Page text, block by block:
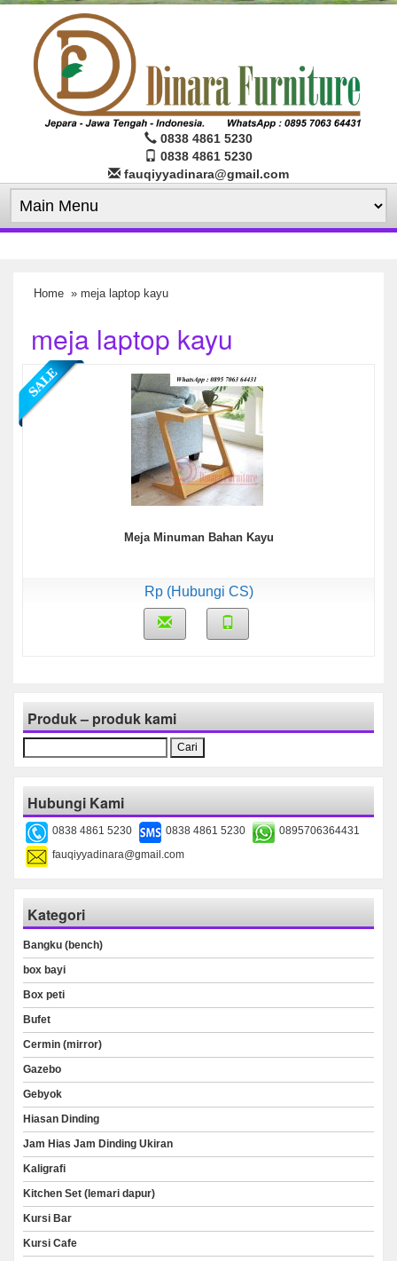
0838 4861 5230
0838 4861 5230
fauqiyyadinara@gmail.com
Home » meja laptop kayu
meja laptop kayu
Meja Minuman Bahan Kayu
Rp (Hubungi CS)
Produk – produk kami
untuk:
Hubungi Kami
0838 4861 5230 0838 4861 5230
0895706364431
fauqiyyadinara@gmail.com
Kategori
Bangku (bench)
box bayi
Box peti
Bufet
Cermin (mirror)
Gazebo
Gebyok
Hiasan Dinding
Jam Hias Jam Dinding Ukiran
Kaligrafi
Kitchen Set (lemari dapur)
Kursi Bar
Kursi Cafe